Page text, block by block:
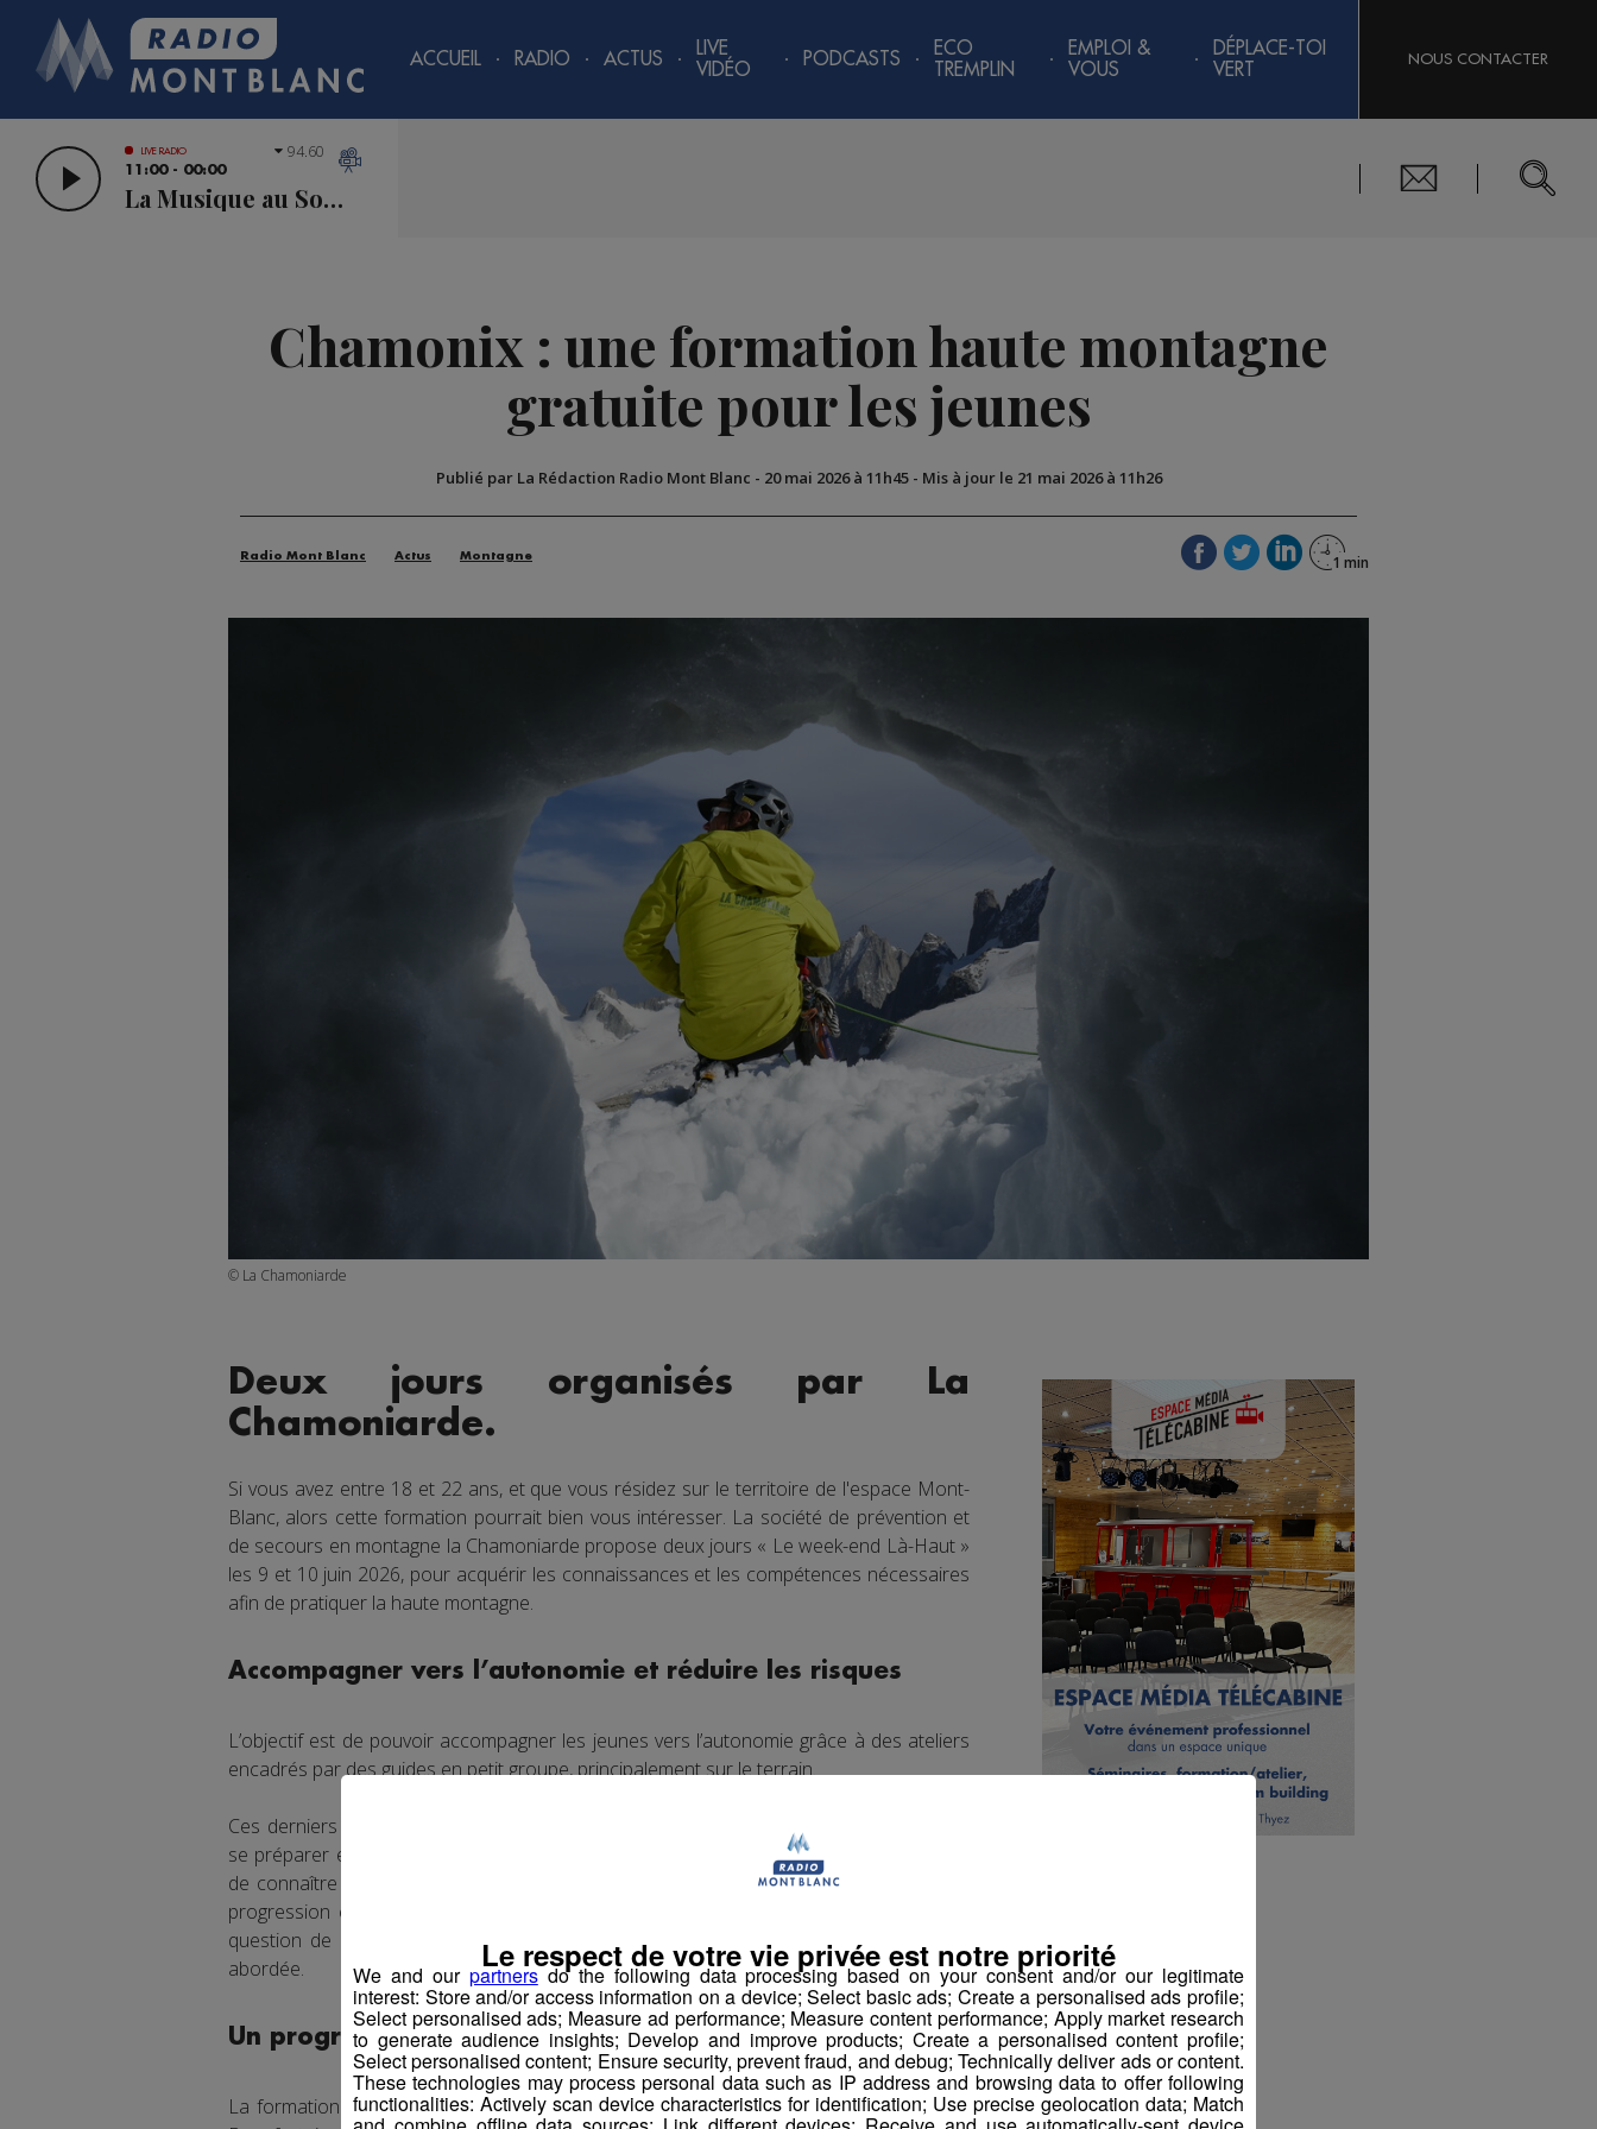
ACCUEIL RADIO ACTUS
LIVE
VIDÉO
PODCASTS
ECO
TREMPLIN
EMPLOI &
VOUS
DÉPLACE-TOI
VERT
NOUS CONTACTER
LIVE RADIO
11:00 - 00:00
La Musique au Sommet
94.60
Chamonix : une formation haute montagne
gratuite pour les jeunes
Publié par La Rédaction Radio Mont Blanc - 20 mai 2026 à 11h45- Mis à jour le 21 mai 2026 à 11h26
Radio Mont Blanc Actus Montagne
© La Chamoniarde
Deux jours organisés par La
Chamoniarde.
Si vous avez entre 18 et 22 ans, et que vous résidez sur le territoire de l'espace Mont-
Blanc, alors cette formation pourrait bien vous intéresser. La société de prévention et
de secours en montagne la Chamoniarde propose deux jours « Le week-end Là-Haut »
les 9 et 10 juin 2026, pour acquérir les connaissances et les compétences nécessaires
afin de pratiquer la haute montagne.
Accompagner vers l’autonomie et réduire les risques
L’objectif est de pouvoir accompagner les jeunes vers l’autonomie grâce à des ateliers
encadrés par des guides en petit groupe, principalement sur le terrain.
Ces derniers permettront d’apprendre à assimiler les outils et les méthodes pour bien
se préparer et prendre les bonnes décisions, en fonction des conditions et du niveau,
de connaître le matériel nécessaire, de maîtriser les techniques d’encordement et de
progression en terrain glaciaire ou encore d’apprendre à réagir en cas d’incident. La
question de l’impact de la crise climatique sur les milieux et les pratiques sera aussi
abordée.
Un programme gratuit pour 40 jeunes
La formation s’adresse à des jeunes résidants ou étudiants en Haute Savoie, dans le
We and our partnersdo the following data processing based on your consent and/or our legitimate
interest: Store and/or access information on a device; Select basic ads; Create a personalised ads profile;
Select personalised ads; Measure ad performance; Measure content performance; Apply market research
to generate audience insights; Develop and improve products; Create a personalised content profile;
Select personalised content; Ensure security, prevent fraud, and debug; Technically deliver ads or content.
These technologies may process personal data such as IP address and browsing data to offer following
functionalities: Actively scan device characteristics for identification; Use precise geolocation data; Match
Le respect de votre vie privée est notre priorité